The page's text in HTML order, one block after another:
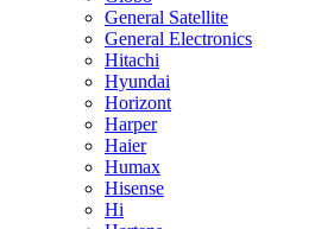
General Satellite
General Electronics
Hitachi
Hyundai
Horizont
Harper
Haier
Humax
Hisense
Hi